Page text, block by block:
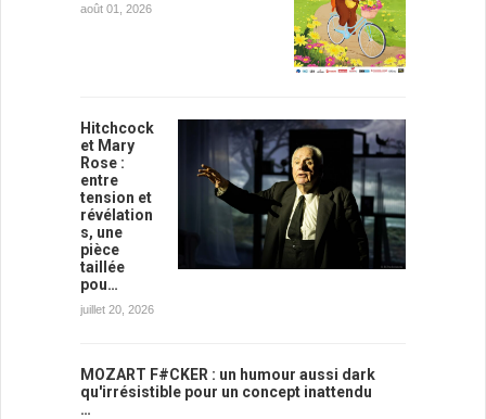
août 01, 2026
Hitchcock
et Mary
Rose :
entre
tension et
révélation
s, une
pièce
taillée
pou…
juillet 20, 2026
MOZART F#CKER : un humour aussi dark
qu'irrésistible pour un concept inattendu
…